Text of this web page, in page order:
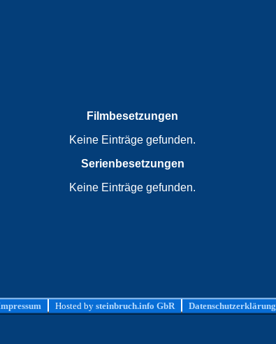
Filmbesetzungen
Keine Einträge gefunden.
Serienbesetzungen
Keine Einträge gefunden.
Hosted by steinbruch.info GbR Datenschutzerklärung